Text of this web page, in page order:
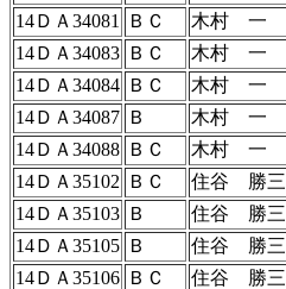
14ＤＡ34081
ＢＣ 木村 一
14ＤＡ34083 ＢＣ 木村 一
14ＤＡ34084 ＢＣ 木村 一
14ＤＡ34087 Ｂ 木村 一
14ＤＡ34088 ＢＣ 木村 一
14ＤＡ35102
ＢＣ 住谷 勝三
14ＤＡ35103 Ｂ 住谷 勝三
14ＤＡ35105 Ｂ 住谷 勝三
14ＤＡ35106 ＢＣ 住谷 勝三